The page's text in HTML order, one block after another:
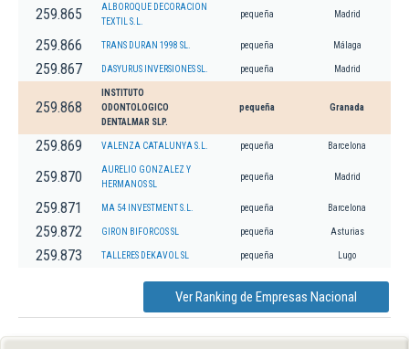
259.865
ALBOROQUE DECORACION
TEXTIL S.L.
pequeña Madrid
259.866 TRANS DURAN 1998 SL. pequeña Málaga
259.867 DASYURUS INVERSIONES SL. pequeña Madrid
259.868
INSTITUTO
ODONTOLOGICO
DENTALMAR SLP.
pequeña Granada
259.869 VALENZA CATALUNYA S.L. pequeña Barcelona
259.870
AURELIO GONZALEZ Y
HERMANOS SL
pequeña Madrid
259.871 MA 54 INVESTMENT S.L. pequeña Barcelona
259.872 GIRON BIFORCOS SL pequeña Asturias
259.873 TALLERES DEKAVOL SL pequeña Lugo
Ver Ranking de Empresas Nacional